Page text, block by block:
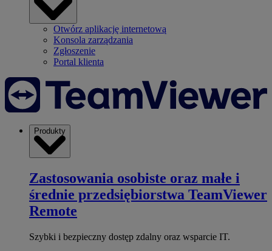
Otwórz aplikację internetową
Konsola zarządzania
Zgłoszenie
Portal klienta
Produkty
Zastosowania osobiste oraz małe i
średnie przedsiębiorstwa TeamViewer
Remote
Szybki i bezpieczny dostęp zdalny oraz wsparcie IT.